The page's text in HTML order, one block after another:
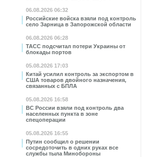
06.08.2026 06:32
Российские войска взяли под контроль
село Зарница в Запорожской области
06.08.2026 06:28
ТАСС подсчитал потери Украины от
блокады портов
05.08.2026 17:03
Китай усилил контроль за экспортом в
США товаров двойного назначения,
связанных с БПЛА
05.08.2026 16:58
ВС России взяли под контроль два
населенных пункта в зоне
спецоперации
05.08.2026 16:55
Путин сообщил о решении
сосредоточить в одних руках все
службы тыла Минобороны